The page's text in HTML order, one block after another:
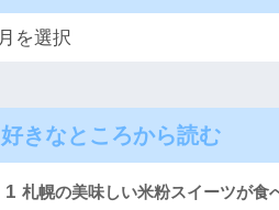
好きなところから読む
1 札幌の美味しい米粉スイーツが食